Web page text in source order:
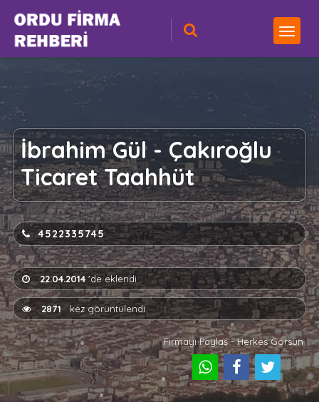
İbrahim Gül - Çakıroğlu
Ticaret Taahhüt
4522335745
22.04.2014'de eklendi
2871kez görüntülendi
Firmayı Paylaş - Herkes Görsün